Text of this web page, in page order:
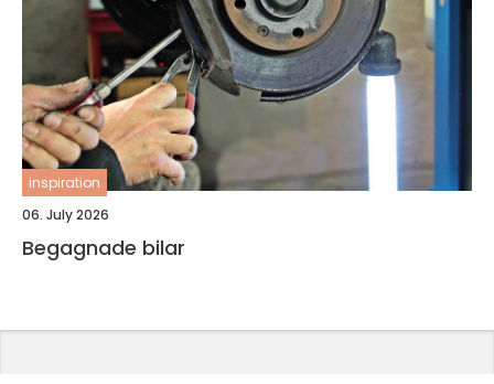
inspiration
06. July 2026
Begagnade bilar